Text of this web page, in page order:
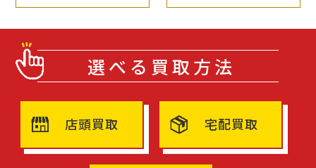
選べる買取方法
店頭買取 宅配買取